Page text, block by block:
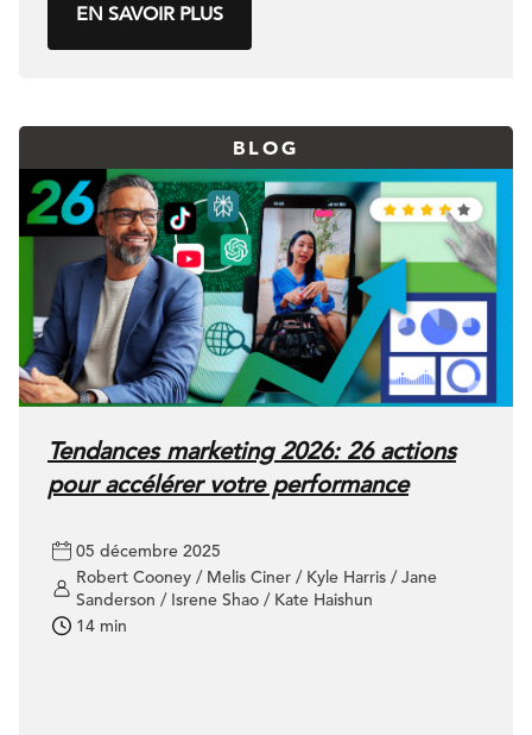
EN SAVOIR PLUS
BLOG
Tendances marketing 2026: 26 actions
pour accélérer votre performance
05 décembre 2025
Robert Cooney / Melis Ciner / Kyle Harris / Jane
Sanderson / Isrene Shao / Kate Haishun
14 min